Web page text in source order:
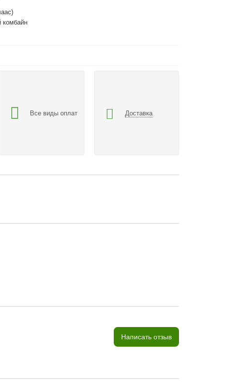
комбайн
Все виды оплат Доставка
Написать отзыв